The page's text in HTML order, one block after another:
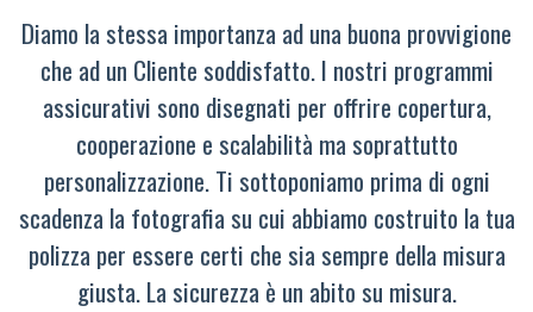
Diamo la stessa importanza ad una buona provvigione
che ad un Cliente soddisfatto. I nostri programmi
assicurativi sono disegnati per offrire copertura,
cooperazione e scalabilità ma soprattutto
personalizzazione. Ti sottoponiamo prima di ogni
scadenza la fotografia su cui abbiamo costruito la tua
polizza per essere certi che sia sempre della misura
giusta. La sicurezza è un abito su misura.